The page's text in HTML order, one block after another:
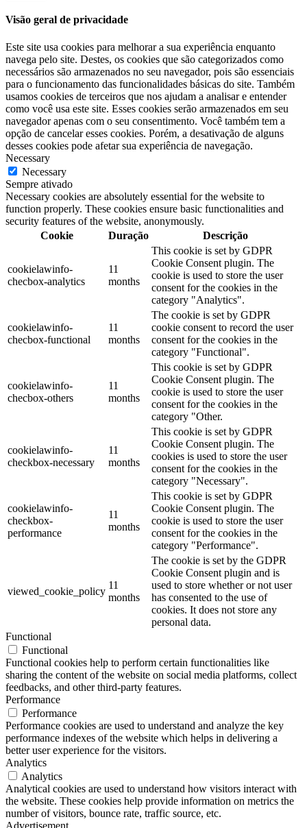
Visão geral de privacidade
Este site usa cookies para melhorar a sua experiência enquanto
navega pelo site. Destes, os cookies que são categorizados como
necessários são armazenados no seu navegador, pois são essenciais
para o funcionamento das funcionalidades básicas do site. Também
usamos cookies de terceiros que nos ajudam a analisar e entender
como você usa este site. Esses cookies serão armazenados em seu
navegador apenas com o seu consentimento. Você também tem a
opção de cancelar esses cookies. Porém, a desativação de alguns
desses cookies pode afetar sua experiência de navegação.
Necessary
Necessary
Sempre ativado
Necessary cookies are absolutely essential for the website to
function properly. These cookies ensure basic functionalities and
security features of the website, anonymously.
Cookie
Duração Descrição
cookielawinfo-
checbox-analytics
11
months
This cookie is set by GDPR
Cookie Consent plugin. The
cookie is used to store the user
consent for the cookies in the
category "Analytics".
cookielawinfo-
checbox-functional
11
months
The cookie is set by GDPR
cookie consent to record the user
consent for the cookies in the
category "Functional".
cookielawinfo-
checbox-others
11
months
This cookie is set by GDPR
Cookie Consent plugin. The
cookie is used to store the user
consent for the cookies in the
category "Other.
cookielawinfo-
checkbox-necessary
11
months
This cookie is set by GDPR
Cookie Consent plugin. The
cookies is used to store the user
consent for the cookies in the
category "Necessary".
cookielawinfo-
checkbox-
performance
11
months
This cookie is set by GDPR
Cookie Consent plugin. The
cookie is used to store the user
consent for the cookies in the
category "Performance".
viewed_cookie_policy
11
months
The cookie is set by the GDPR
Cookie Consent plugin and is
used to store whether or not user
has consented to the use of
cookies. It does not store any
personal data.
Functional
Functional
Functional cookies help to perform certain functionalities like
sharing the content of the website on social media platforms, collect
feedbacks, and other third-party features.
Performance
Performance
Performance cookies are used to understand and analyze the key
performance indexes of the website which helps in delivering a
better user experience for the visitors.
Analytics
Analytics
Analytical cookies are used to understand how visitors interact with
the website. These cookies help provide information on metrics the
number of visitors, bounce rate, traffic source, etc.
Advertisement